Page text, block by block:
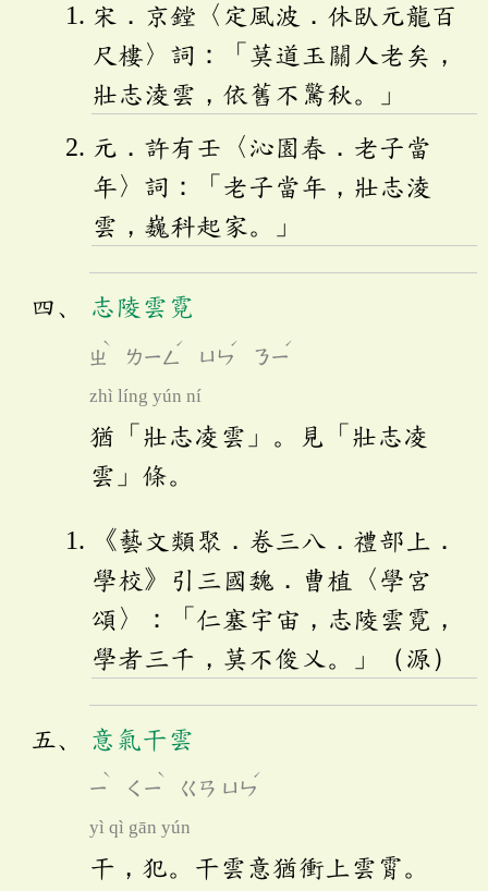
宋．京鏜〈定風波．休臥元龍百
尺樓〉詞：「莫道玉關人老矣，
壯志淩雲，依舊不驚秋。」
元．許有壬〈沁園春．老子當
年〉詞：「老子當年，壯志淩
雲，巍科起家。」
志陵雲霓
ㄓ
ˋ
ㄌㄧㄥ
ˊ
ㄩㄣ
ˊ
ㄋㄧ
ˊ
zhì líng yún ní
猶「壯志凌雲」。見「壯志凌
雲」條。
《藝文類聚．卷三八．禮部上．
學校》引三國魏．曹植〈學宮
頌〉：「仁塞宇宙，志陵雲霓，
學者三千，莫不俊乂。」（源）
意氣干雲
ㄧ
ˋ
ㄑㄧ
ˋ
ㄍㄢ ㄩㄣ
ˊ
yì qì gān yún
干，犯。干雲意猶衝上雲霄。